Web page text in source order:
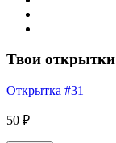
Твои открытки
Открытка #31
50 ₽